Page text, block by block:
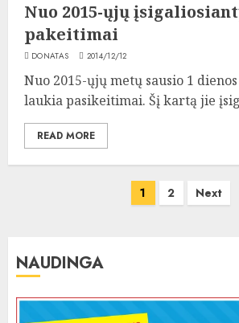
Nuo 2015-ųjų
pakeitimai
DONATAS 2014/12/12
Nuo 2015-ųjų metų sausio 1
laukia pasikeitimai. Šį kartą jie
READ MORE
1 2 Next
NAUDINGA